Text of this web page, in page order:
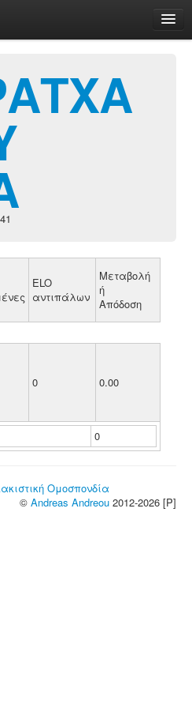
ELO
αντιπάλων
Μεταβολή
ή
Απόδοση
0 0.00
0
Ομοσπονδία
© Andreas Andreou 2012-2026 [P]